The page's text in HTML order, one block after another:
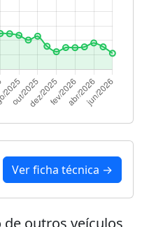
Ver ficha técnica →
outros veículos